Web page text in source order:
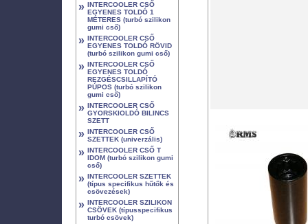
» INTERCOOLER CSŐ
EGYENES TOLDÓ 1
MÉTERES (turbó szilikon
gumi cső)
» INTERCOOLER CSŐ
EGYENES TOLDÓ RÖVID
(turbó szilikon gumi cső)
» INTERCOOLER CSŐ
EGYENES TOLDÓ
REZGÉSCSILLAPÍTÓ
PÚPOS (turbó szilikon
gumi cső)
» INTERCOOLER CSŐ
GYORSKIOLDÓ BILINCS
SZETT
» INTERCOOLER CSŐ
SZETTEK (univerzális)
» INTERCOOLER CSŐ T
IDOM (turbó szilikon gumi
cső)
» INTERCOOLER SZETTEK
(típus specifikus hűtők és
csövezések)
» INTERCOOLER SZILIKON
CSÖVEK (típusspecifikus
turbó csövek)